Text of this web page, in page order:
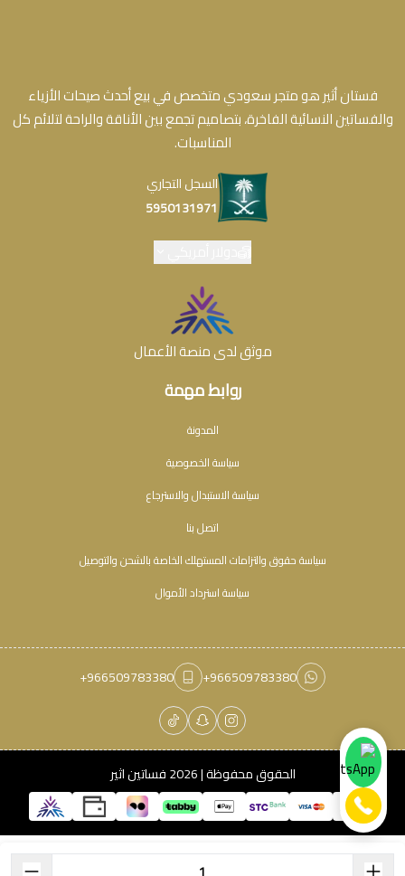
روابط مهمة
المدونة
سياسة الخصوصية
سياسة الاستبدال والاسترجاع
اتصل بنا
سياسة حقوق والتزامات المستهلك الخاصة بالشحن والتوصيل
سياسة استرداد الأموال
فستان أثير هو متجر سعودي متخصص في بيع أحدث صيحات الأزياء
والفساتين النسائية الفاخرة، بتصاميم تجمع بين الأناقة والراحة لتلائم كل
المناسبات.
السجل التجاري
5950131971
موثق لدى منصة الأعمال
+966509783380
+966509783380
الحقوق محفوظة | 2026 فساتين اثير